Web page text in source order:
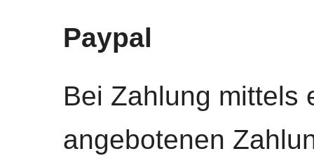
Paypal
Bei Zahlung mittels
angebotenen